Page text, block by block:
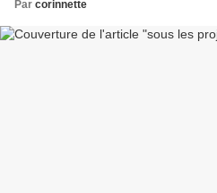
Par corinnette